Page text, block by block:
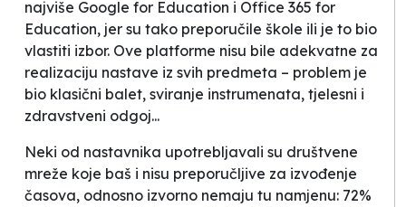
najviše Google for Education i Office 365 for
Education, jer su tako preporučile škole ili je to bio
vlastiti izbor. Ove platforme nisu bile adekvatne za
realizaciju nastave iz svih predmeta – problem je
bio klasični balet, sviranje instrumenata, tjelesni i
zdravstveni odgoj...
Neki od nastavnika upotrebljavali su društvene
mreže koje baš i nisu preporučljive za izvođenje
časova, odnosno izvorno nemaju tu namjenu: 72%